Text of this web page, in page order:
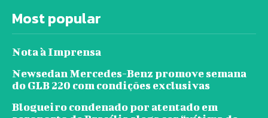
Most popular
Nota à Imprensa
Newsedan Mercedes-Benz promove semana
do GLB 220 com condições exclusivas
Blogueiro condenado por atentado em